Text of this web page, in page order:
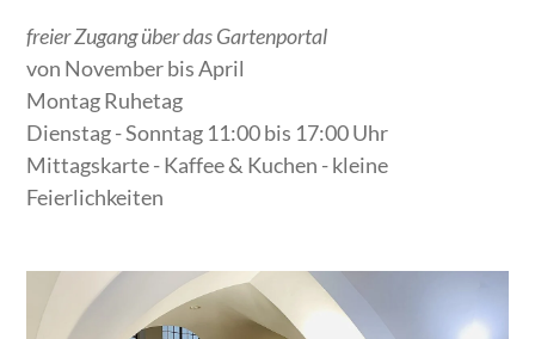
freier Zugang über das Gartenportal
von November bis April
Montag Ruhetag
Dienstag - Sonntag 11:00 bis 17:00 Uhr
Mittagskarte - Kaffee & Kuchen - kleine
Feierlichkeiten